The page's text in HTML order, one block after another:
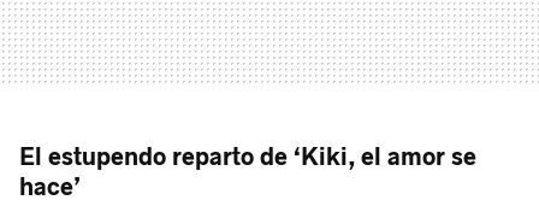
El estupendo reparto de ‘Kiki, el amor se
hace’